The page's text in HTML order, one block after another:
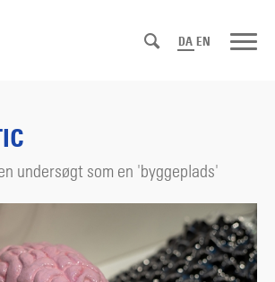
DA EN
undersøgt som en 'byggeplads'